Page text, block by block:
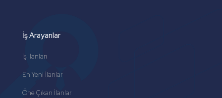
İş Arayanlar
İş İlanları
En Yeni İlanlar
Öne Çıkan İlanlar